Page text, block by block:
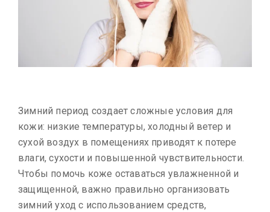
Зимний период создает сложные условия для
кожи: низкие температуры, холодный ветер и
сухой воздух в помещениях приводят к потере
влаги, сухости и повышенной чувствительности.
Чтобы помочь коже оставаться увлажненной и
защищенной, важно правильно организовать
зимний уход с использованием средств,